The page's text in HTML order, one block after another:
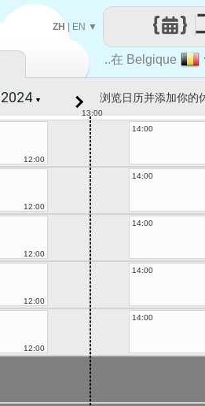
..在 Belgique
ZH | EN ▼
▼ 浏览日历并添加你的
13:00
12:00
14:00
12:00
14:00
12:00
14:00
12:00
14:00
12:00
14:00